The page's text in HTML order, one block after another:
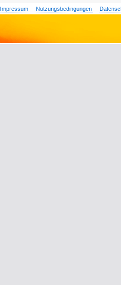
Impressum Nutzungsbedingungen